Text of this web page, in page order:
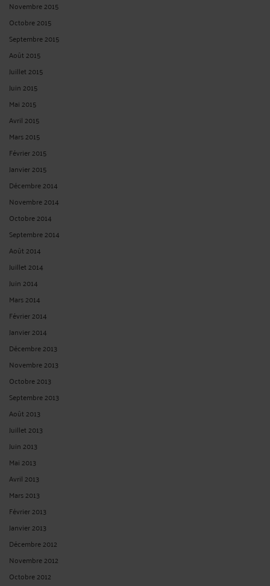
Novembre 2015
Octobre 2015
Septembre 2015
Août 2015
Juillet 2015
Juin 2015
Mai 2015
Avril 2015
Mars 2015
Février 2015
Janvier 2015
Décembre 2014
Novembre 2014
Octobre 2014
Septembre 2014
Août 2014
Juillet 2014
Juin 2014
Mars 2014
Février 2014
Janvier 2014
Décembre 2013
Novembre 2013
Octobre 2013
Septembre 2013
Août 2013
Juillet 2013
Juin 2013
Mai 2013
Avril 2013
Mars 2013
Février 2013
Janvier 2013
Décembre 2012
Novembre 2012
Octobre 2012